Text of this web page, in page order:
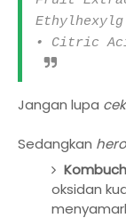
• Citric
Jangan lupa
Sedangkan
oksidan